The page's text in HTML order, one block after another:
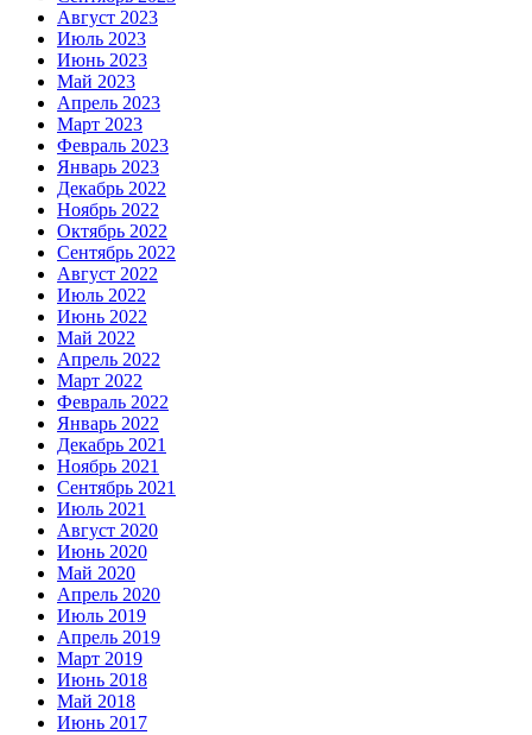
Август 2023
Июль 2023
Июнь 2023
Май 2023
Апрель 2023
Март 2023
Февраль 2023
Январь 2023
Декабрь 2022
Ноябрь 2022
Октябрь 2022
Сентябрь 2022
Август 2022
Июль 2022
Июнь 2022
Май 2022
Апрель 2022
Март 2022
Февраль 2022
Январь 2022
Декабрь 2021
Ноябрь 2021
Сентябрь 2021
Июль 2021
Август 2020
Июнь 2020
Май 2020
Апрель 2020
Июль 2019
Апрель 2019
Март 2019
Июнь 2018
Май 2018
Июнь 2017